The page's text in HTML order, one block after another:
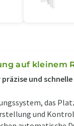
auf kleinem
und
das
und